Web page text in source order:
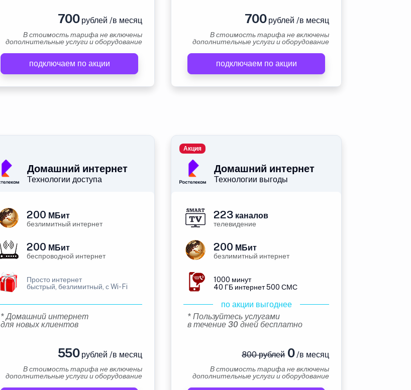
700рублей /в месяц
В стоимость тарифа не включены
дополнительные услуги и оборудование
подключаем по акции
700рублей /в месяц
В стоимость тарифа не включены
дополнительные услуги и оборудование
подключаем по акции
Домашний интернет
Технологии доступа
200 МБит
безлимитный интернет
200 МБит
беспроводной интернет
Просто интернет
быстрый, безлимитный, с Wi-Fi
* Домашний интернет
для новых клиентов
550рублей /в месяц
В стоимость тарифа не включены
дополнительные услуги и оборудование
Домашний интернет
Технологии выгоды
Акция
223 каналов
телевидение
200 МБит
безлимитный интернет
1000 минут
40 ГБ интернет 500 СМС
по акции выгоднее
* Пользуйтесь услугами
в течение 30 дней бесплатно
800 рублей0/в месяц
В стоимость тарифа не включены
дополнительные услуги и оборудование